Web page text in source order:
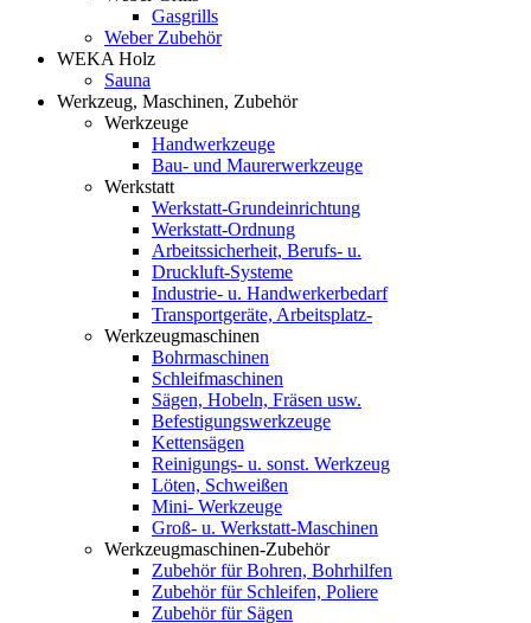
Gasgrills
Weber Zubehör
WEKA Holz
Sauna
Werkzeug, Maschinen, Zubehör
Werkzeuge
Handwerkzeuge
Bau- und Maurerwerkzeuge
Werkstatt
Werkstatt-Grundeinrichtung
Werkstatt-Ordnung
Arbeitssicherheit, Berufs- u.
Druckluft-Systeme
Industrie- u. Handwerkerbedarf
Transportgeräte, Arbeitsplatz-
Werkzeugmaschinen
Bohrmaschinen
Schleifmaschinen
Sägen, Hobeln, Fräsen usw.
Befestigungswerkzeuge
Kettensägen
Reinigungs- u. sonst. Werkzeug
Löten, Schweißen
Mini- Werkzeuge
Groß- u. Werkstatt-Maschinen
Werkzeugmaschinen-Zubehör
Zubehör für Bohren, Bohrhilfen
Zubehör für Schleifen, Poliere
Zubehör für Sägen